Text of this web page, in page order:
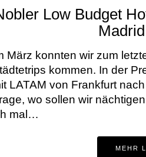
Low Budget
März konnten wir zum
kommen. In der
LATAM von Frankfurt
wo sollen wir
mal…
MEHR